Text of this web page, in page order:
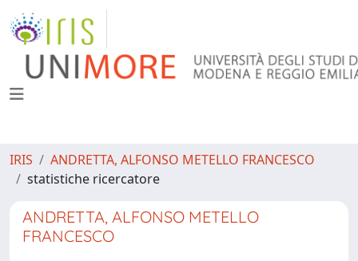
IRIS
ANDRETTA, ALFONSO METELLO FRANCESCO
statistiche ricercatore
ANDRETTA, ALFONSO METELLO
FRANCESCO